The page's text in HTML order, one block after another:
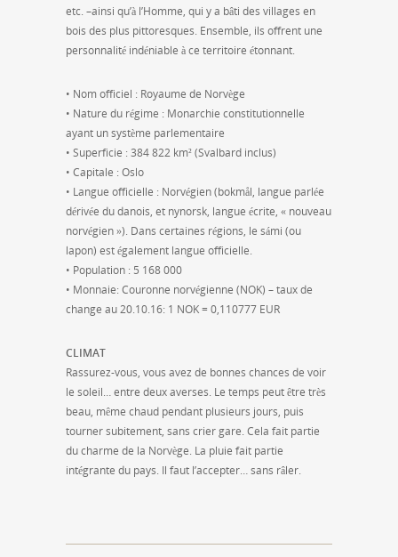
etc. –ainsi qu’à l’Homme, qui y a bâti des villages en
bois des plus pittoresques. Ensemble, ils offrent une
personnalité indéniable à ce territoire étonnant.
• Nom officiel : Royaume de Norvège
• Nature du régime : Monarchie constitutionnelle
ayant un système parlementaire
• Superficie : 384 822 km² (Svalbard inclus)
• Capitale : Oslo
• Langue officielle : Norvégien (bokmål, langue parlée
dérivée du danois, et nynorsk, langue écrite, « nouveau
norvégien »). Dans certaines régions, le sámi (ou
lapon) est également langue officielle.
• Population : 5 168 000
• Monnaie: Couronne norvégienne (NOK) – taux de
change au 20.10.16: 1 NOK = 0,110777 EUR
CLIMAT
Rassurez-vous, vous avez de bonnes chances de voir
le soleil… entre deux averses. Le temps peut être très
beau, même chaud pendant plusieurs jours, puis
tourner subitement, sans crier gare. Cela fait partie
du charme de la Norvège. La pluie fait partie
intégrante du pays. Il faut l’accepter… sans râler.